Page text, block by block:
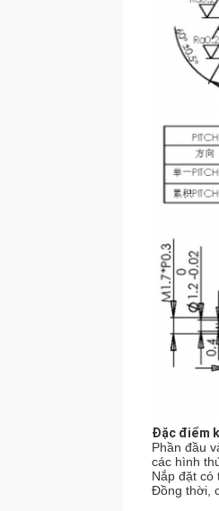
Đặc điểm
Phần đầu
các hình
Nắp đặt có
Đồng thời,